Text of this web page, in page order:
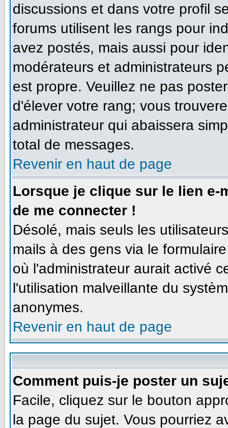
discussions et dans votre profil
forums utilisent les rangs pour
avez postés, mais aussi pour
modérateurs et administrateurs
est propre. Veuillez ne pas
d'élever votre rang; vous
administrateur qui abaissera
total de messages.
Revenir en haut de page
Lorsque je clique sur le lien e-
de me connecter !
Désolé, mais seuls les
mails à des gens via le
où l'administrateur aurait activé
l'utilisation malveillante du
anonymes.
Revenir en haut de page
Comment puis-je poster un
Facile, cliquez sur le bouton
la page du sujet. Vous pourriez